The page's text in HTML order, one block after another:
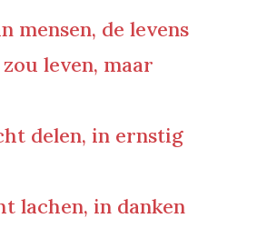
mensen, de levens
leven, maar
delen, in ernstig
lachen, in danken